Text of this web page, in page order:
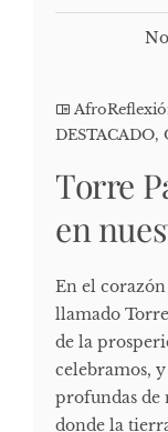
DESTACADO,
Torre
en
En el
llamado
de la
celebramos,
profundas de
donde la